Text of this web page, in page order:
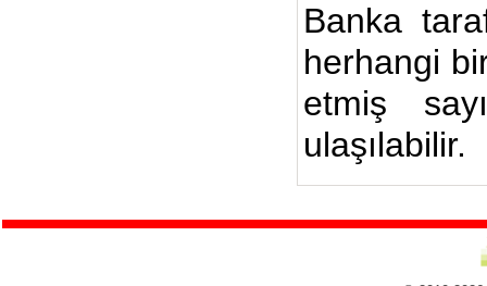
Banka
herhangi
etmiş
ulaşılabilir.